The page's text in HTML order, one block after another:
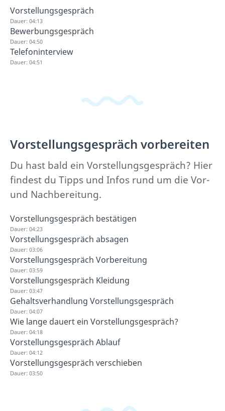
Vorstellungsgespräch
Dauer: 04:13
Bewerbungsgespräch
Dauer: 04:50
Telefoninterview
Dauer: 04:51
Vorstellungsgespräch vorbereiten
Du hast bald ein Vorstellungsgespräch? Hier
findest du Tipps und Infos rund um die Vor-
und Nachbereitung.
Vorstellungsgespräch bestätigen
Dauer: 04:23
Vorstellungsgespräch absagen
Dauer: 03:06
Vorstellungsgespräch Vorbereitung
Dauer: 03:59
Vorstellungsgespräch Kleidung
Dauer: 03:47
Gehaltsverhandlung Vorstellungsgespräch
Dauer: 04:07
Wie lange dauert ein Vorstellungsgespräch?
Dauer: 04:18
Vorstellungsgespräch Ablauf
Dauer: 04:12
Vorstellungsgespräch verschieben
Dauer: 03:50